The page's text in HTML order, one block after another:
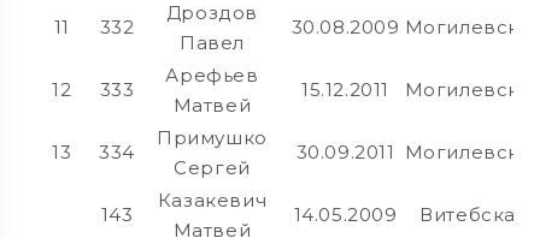
11 332
Дроздов
Павел
30.08.2009
12 333
Арефьев
Матвей
15.12.2011
13 334
Примушко
Сергей
30.09.2011
143
Казакевич
Матвей
14.05.2009 Витебская